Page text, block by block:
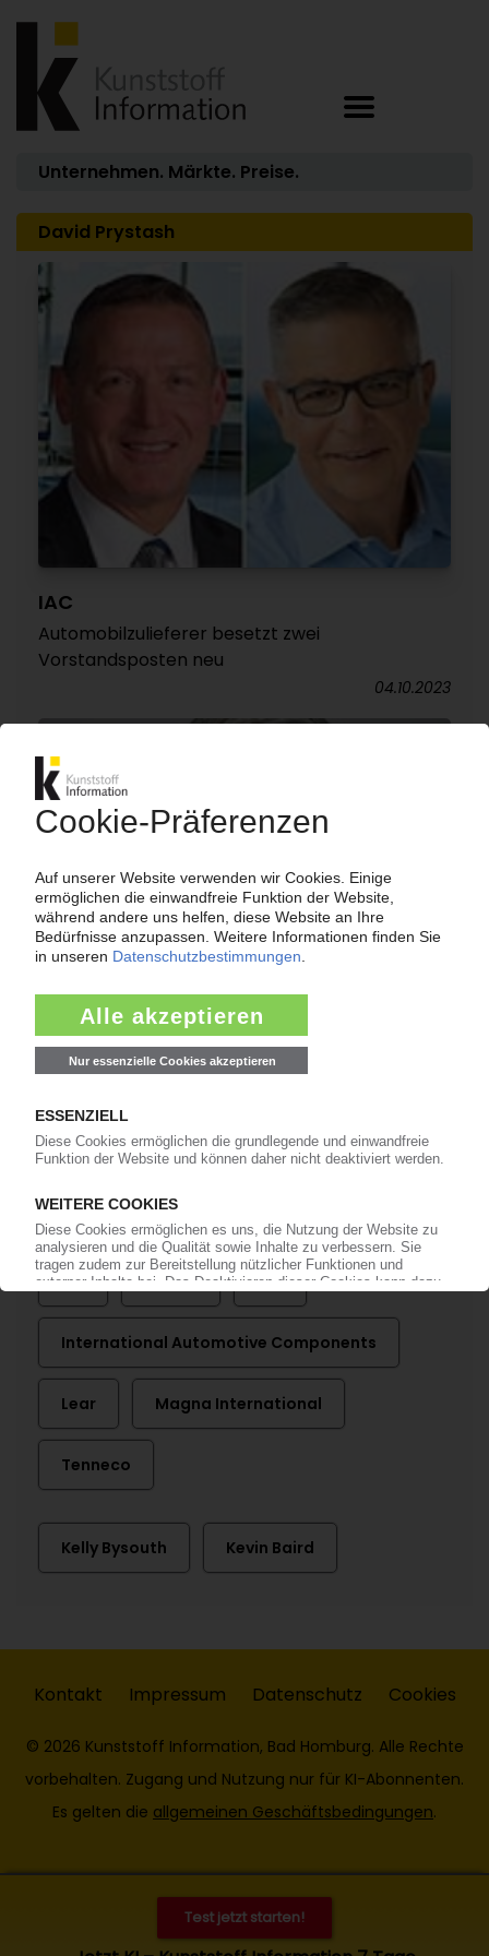
Unternehmen. Märkte. Preise.
David Prystash
IAC
Automobilzulieferer besetzt zwei
Vorstandsposten neu
04.10.2023
IAC
breiter auf
10.01.2019
Mehr zu
3M Adient GM
International Automotive Components
Lear Magna International
Tenneco
Kelly Bysouth Kevin Baird
Test jetzt starten!
Kontakt Impressum Datenschutz Cookies
© 2026 Kunststoff Information, Bad Homburg. Alle Rechte
vorbehalten. Zugang und Nutzung nur für KI-Abonnenten.
Es gelten die allgemeinen Geschäftsbedingungen.